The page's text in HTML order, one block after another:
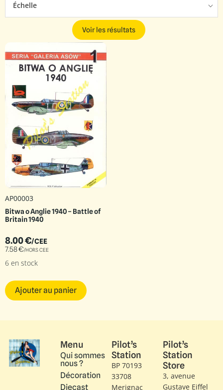
Échelle
Voir les résultats
AP00003
Bitwa o Anglie 1940 – Battle of
Britain 1940
8.00€/CEE
7.58€/HORS CEE
6 en stock
Ajouter au panier
Menu
Qui sommes
nous ?
Décoration
Diecast
Pilot’s
Station
BP 70193
33708
Merignac
Pilot’s
Station
Store
3, avenue
Gustave Eiffel​